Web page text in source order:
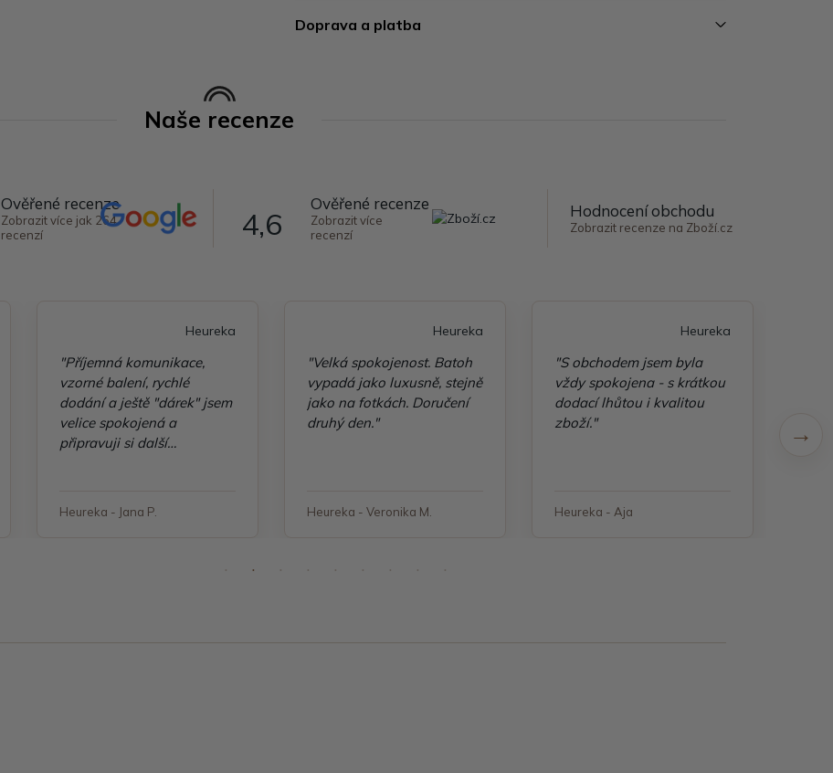
Doprava a platba
Naše recenze
Ověřené recenze
Zobrazit více jak 264
recenzí
4,6
Ověřené recenze
Zobrazit více
recenzí
Hodnocení obchodu
Zobrazit recenze na Zboží.cz
Heureka
"Příjemná komunikace,
vzorné balení, rychlé
dodání a ještě "dárek" jsem
velice spokojená a
připravuji si další
Heureka - Jana P.
Heureka
"Velká spokojenost. Batoh
vypadá jako luxusně, stejně
jako na fotkách. Doručení
druhý den."
Heureka - Veronika M.
Heureka
"S obchodem jsem byla
vždy spokojena - s krátkou
dodací lhůtou i kvalitou
zboží."
Heureka - Aja